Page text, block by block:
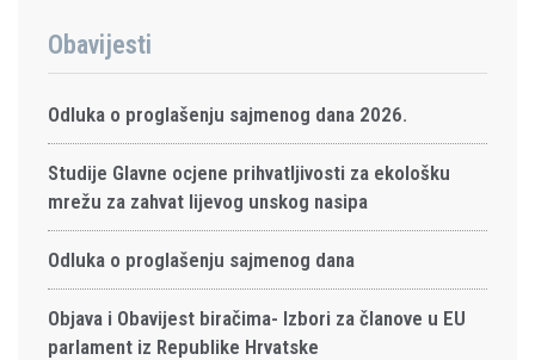
Obavijesti
Odluka o proglašenju sajmenog dana 2026.
Studije Glavne ocjene prihvatljivosti za ekološku
mrežu za zahvat lijevog unskog nasipa
Odluka o proglašenju sajmenog dana
Objava i Obavijest biračima- Izbori za članove u EU
parlament iz Republike Hrvatske